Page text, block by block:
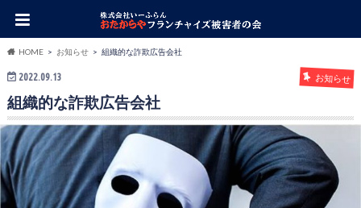
HOME お知らせ 組織的な詐欺広告会社
2022.09.13 お知らせ
組織的な詐欺広告会社